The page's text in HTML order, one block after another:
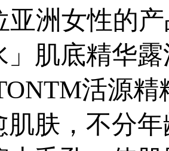
亚洲女性的
」肌底精华
活源
肌肤，不分